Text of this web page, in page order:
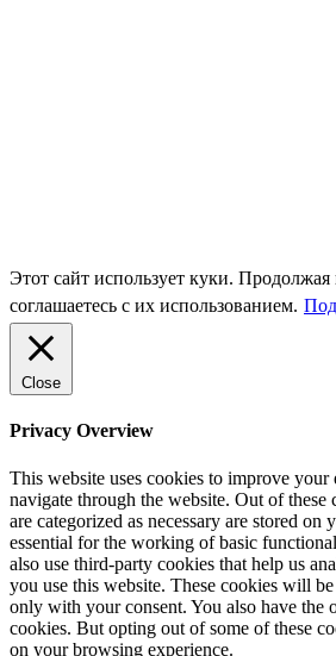
Этот сайт использует куки.
соглашаетесь с их использованием.
Close
Privacy Overview
This website uses cookies to improve
navigate through the website. Out of these
are categorized as necessary are stored on
essential for the working of basic
also use third-party cookies that help us
you use this website. These cookies will
only with your consent. You also have the
cookies. But opting out of some of these
on your browsing experience.